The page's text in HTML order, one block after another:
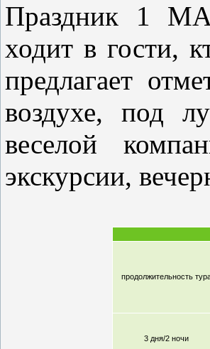
Праздник 1
ходит в гости,
предлагает
воздухе, под
веселой
экскурсии,
продолжительность
3 дня/2 ночи